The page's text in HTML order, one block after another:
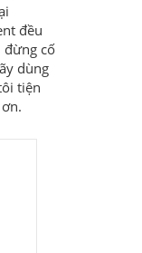
đều
đừng cố
dùng
tiện